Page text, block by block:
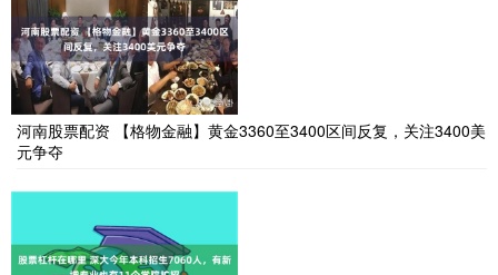
河南股票配资 【格物金融】黄金3360至3400区间反复，关注3400美
元争夺